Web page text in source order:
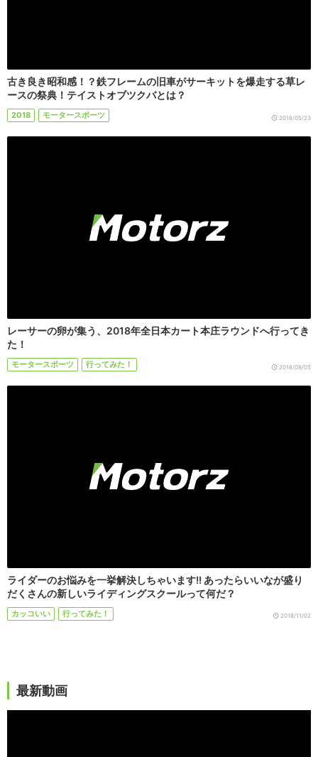
古き良き昭和感！？鉄フレームの旧車がサーキットを爆走する草レ
ースの祭典！テイストオブツクバとは？
2018 モータースポーツ 2018/05/23
レーサーの卵が集う、2018年全日本カート本庄ラウンドへ行ってき
た！
モータースポーツ 行ってみた！ 2018/08/05
ライダーのお悩みを一挙解決しちゃいます!! あったらいいなが盛り
だくさんの新しいライディングスクールって何だ？
カッコいい 行ってみた！ 2018/11/02
最新動画